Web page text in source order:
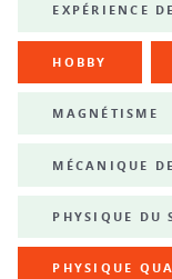
EXPÉRIENCE
HOBBY
MAGNÉTISME
MÉCANIQUE
PHYSIQUE DU
PHYSIQUE